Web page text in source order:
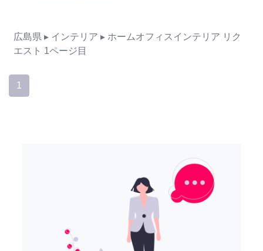
広島県 ▸ インテリア ▸ ホームオフィスインテリア リク
エスト 1ページ目
1